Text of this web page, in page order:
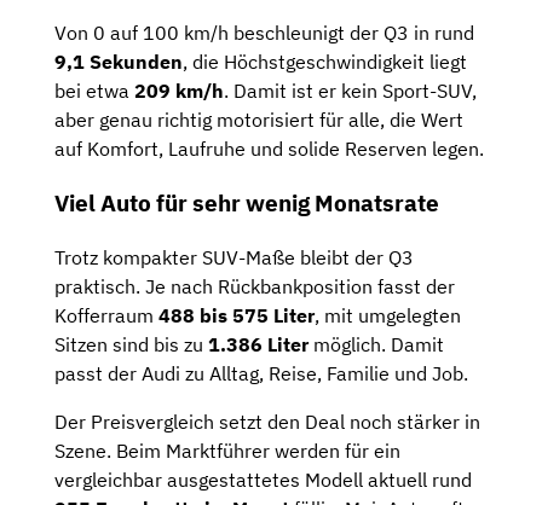
Von 0 auf 100 km/h beschleunigt der Q3 in rund
9,1 Sekunden, die Höchstgeschwindigkeit liegt
bei etwa 209 km/h. Damit ist er kein Sport-SUV,
aber genau richtig motorisiert für alle, die Wert
auf Komfort, Laufruhe und solide Reserven legen.
Viel Auto für sehr wenig Monatsrate
Trotz kompakter SUV-Maße bleibt der Q3
praktisch. Je nach Rückbankposition fasst der
Kofferraum 488 bis 575 Liter, mit umgelegten
Sitzen sind bis zu 1.386 Litermöglich. Damit
passt der Audi zu Alltag, Reise, Familie und Job.
Der Preisvergleich setzt den Deal noch stärker in
Szene. Beim Marktführer werden für ein
vergleichbar ausgestattetes Modell aktuell rund